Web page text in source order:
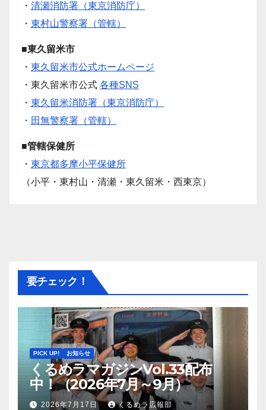
・ 清瀬消防署（東京消防庁）
・ 東村山警察署（管轄）
■東久留米市
・ 東久留米市公式ホームページ
・東久留米市公式 各種SNS
・ 東久留米消防署（東京消防庁）
・ 田無警察署（管轄）
■管轄保健所
・ 東京都多摩小平保健所
（小平・東村山・清瀬・東久留米・西東京）
要チェック！
PICK UP! お知らせ
くるめラマガジンVol.33配布
中！（2026年7月～9月）
2026年7月17日 くるめラ広報部